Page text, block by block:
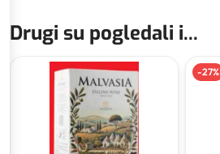
Drugi su pogledali i...
-27%